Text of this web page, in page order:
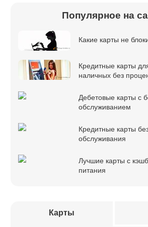
Популярное на
Какие карты не
Кредитные карты
наличных без
Дебетовые карты с
обслуживанием
Кредитные карты
обслуживания
Лучшие карты с
питания
Карты